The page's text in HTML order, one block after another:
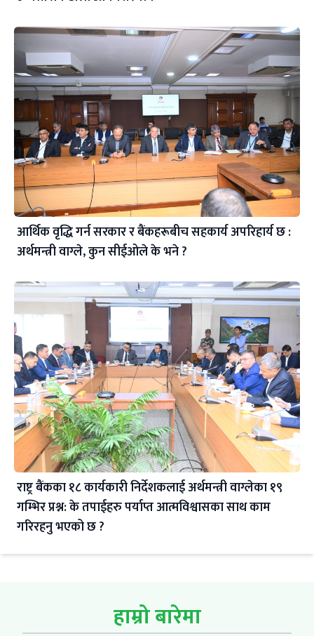
आर्थिक वृद्धि गर्न सरकार र बैंकहरूबीच सहकार्य अपरिहार्य छ :
अर्थमन्त्री वाग्ले, कुन सीईओले के भने ?
राष्ट्र बैंकका १८ कार्यकारी निर्देशकलाई अर्थमन्त्री वाग्लेका १९
गम्भिर प्रश्न: के तपाईहरु पर्याप्त आत्मविश्वासका साथ काम
गरिरहनु भएको छ ?
हाम्रो बारेमा